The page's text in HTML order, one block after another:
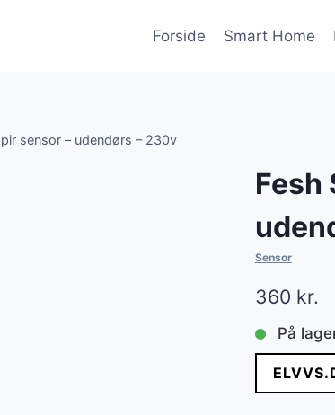
Forside Smart Home
sensor – udendørs – 230v
Fesh
Sensor
360 kr.
På